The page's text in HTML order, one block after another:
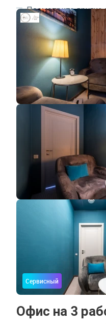
Посмотрите другие
подходить под ваш
Сервисный
Офис на 3